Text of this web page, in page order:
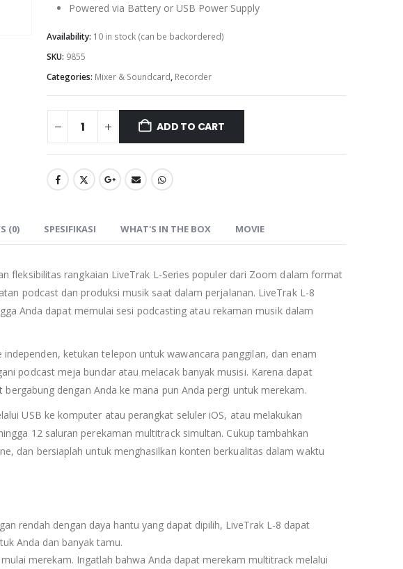
Powered via Battery or USB Power Supply
Availability: 10 in stock (can be backordered)
SKU: 9855
Categories: Mixer & Soundcard, Recorder
ADD TO CART
(0) SPESIFIKASI WHAT'S IN THE BOX MOVIE
fleksibilitas rangkaian LiveTrak L-Series populer dari Zoom dalam format
podcast dan produksi musik saat dalam perjalanan. LiveTrak L-8
Anda dapat memulai sesi podcasting atau rekaman musik dalam
ketukan telepon untuk wawancara panggilan, dan enam
podcast meja bundar atau melacak banyak musisi. Karena dapat
dengan Anda ke mana pun Anda pergi untuk merekam.
USB ke komputer atau perangkat seluler iOS, atau melakukan
12 saluran perekaman multitrack simultan. Cukup tambahkan
dan bersiaplah untuk menghasilkan konten berkualitas dalam waktu
rendah dengan daya hantu yang dapat dipilih, LiveTrak L-8 dapat
Anda dan banyak tamu.
merekam. Ingatlah bahwa Anda dapat merekam multitrack melalui